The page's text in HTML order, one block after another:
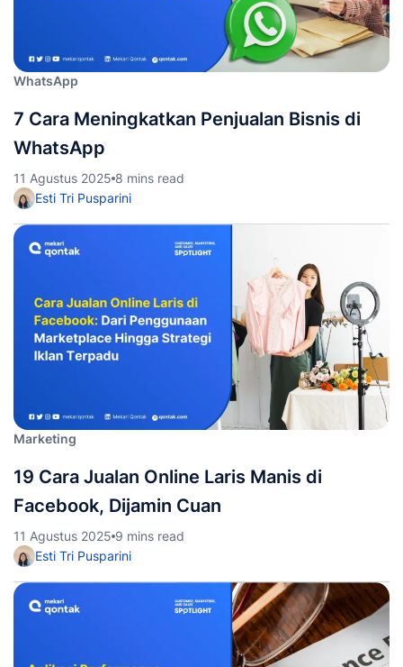
WhatsApp
7 Cara Meningkatkan Penjualan Bisnis di
WhatsApp
11 Agustus 2025 8 mins read
Esti Tri Pusparini
Marketing
19 Cara Jualan Online Laris Manis di
Facebook, Dijamin Cuan
11 Agustus 2025 9 mins read
Esti Tri Pusparini